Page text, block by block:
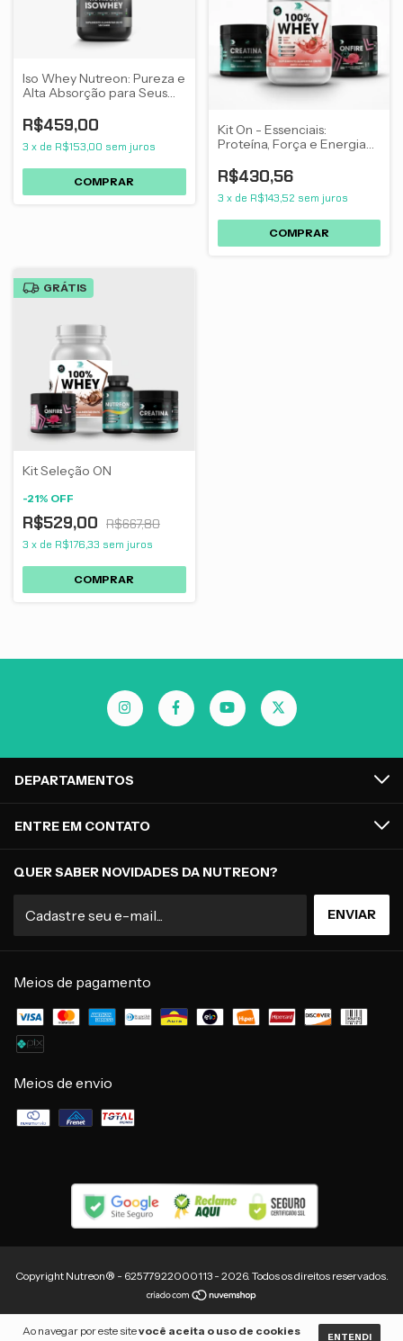
Ao navegar por este sitevocê aceita o uso de cookies
ENTENDI
Iso Whey Nutreon: Pureza e
Alta Absorção para Seus
R$459,00
3 x de R$153,00 sem juros
Kit On - Essenciais:
Proteína, Força e Energia
R$430,56
3 x de R$143,52 sem juros
GRÁTIS
Kit Seleção ON
-21% OFF
R$529,00 R$667,80
3 x de R$176,33 sem juros
DEPARTAMENTOS
ENTRE EM CONTATO
QUER SABER NOVIDADES DA NUTREON?
Meios de pagamento
Meios de envio
Copyright Nutreon® - 62577922000113 - 2026. Todos os direitos reservados.